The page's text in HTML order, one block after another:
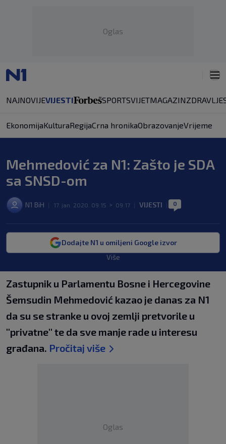
Oglas
NAJNOVIJEVIJESTI SPORTSVIJETMAGAZINZDRAVLJE
EkonomijaKulturaRegijaCrna hronikaObrazovanjeVrijeme
Mehmedović za N1: Zašto je SDA
sa SNSD-om
N1 BiH 17. jan. 2020. 09:15 > 09:17 VIJESTI 0
Dodajte N1 u omiljeni Google izvor
Više
Zastupnik u Parlamentu Bosne i Hercegovine
Šemsudin Mehmedović kazao je danas za N1
da su se stranke u ovoj zemlji pretvorile u
''privatne'' te da sve manje rade u interesu
građana. Pročitaj više
Oglas